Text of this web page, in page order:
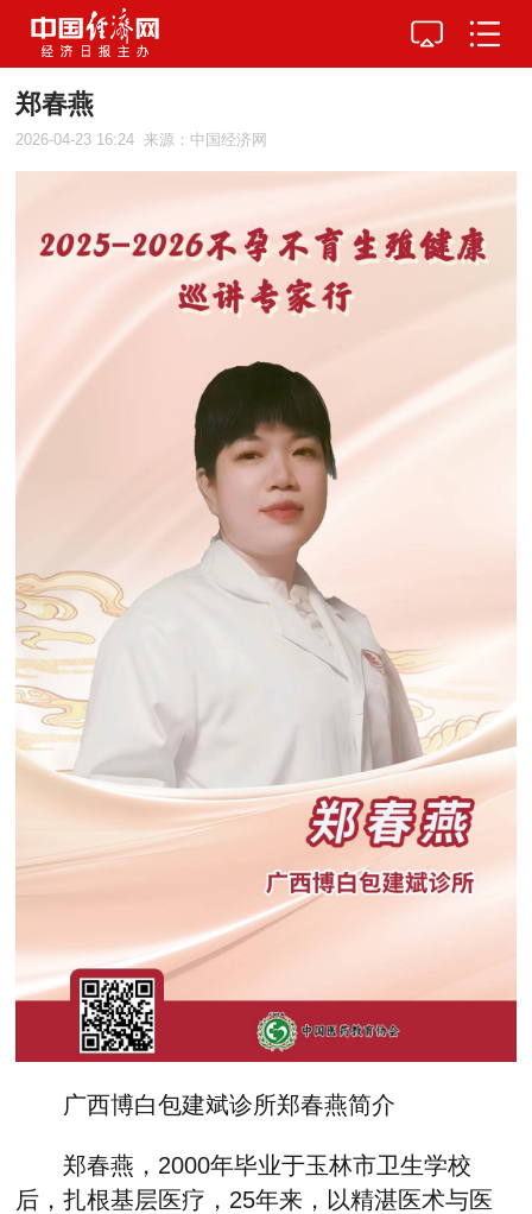
郑春燕
2026-04-23 16:24 来源：中国经济网
广西博白包建斌诊所郑春燕简介
郑春燕，2000年毕业于玉林市卫生学校
后 ，扎根基层医疗，25年来，以精湛医术与医